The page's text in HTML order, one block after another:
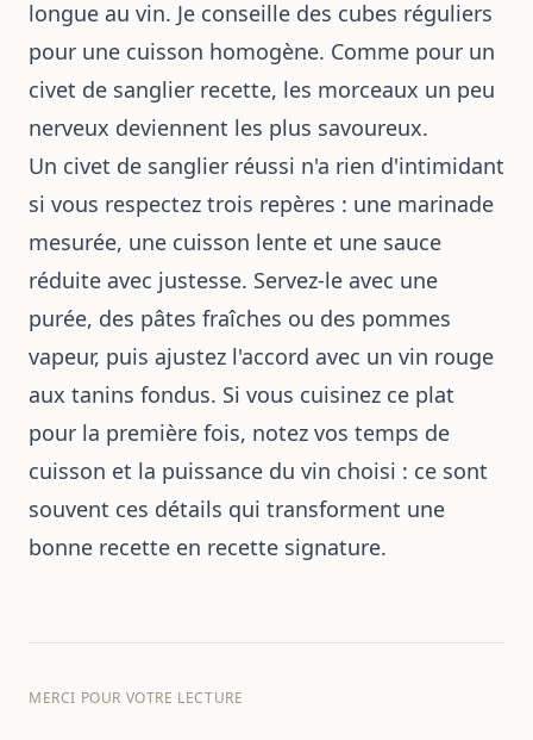
longue au vin. Je conseille des cubes réguliers
pour une cuisson homogène. Comme pour un
civet de sanglier recette, les morceaux un peu
nerveux deviennent les plus savoureux.
Un civet de sanglier réussi n'a rien d'intimidant
si vous respectez trois repères : une marinade
mesurée, une cuisson lente et une sauce
réduite avec justesse. Servez-le avec une
purée, des pâtes fraîches ou des pommes
vapeur, puis ajustez l'accord avec un vin rouge
aux tanins fondus. Si vous cuisinez ce plat
pour la première fois, notez vos temps de
cuisson et la puissance du vin choisi : ce sont
souvent ces détails qui transforment une
bonne recette en recette signature.
MERCI POUR VOTRE LECTURE